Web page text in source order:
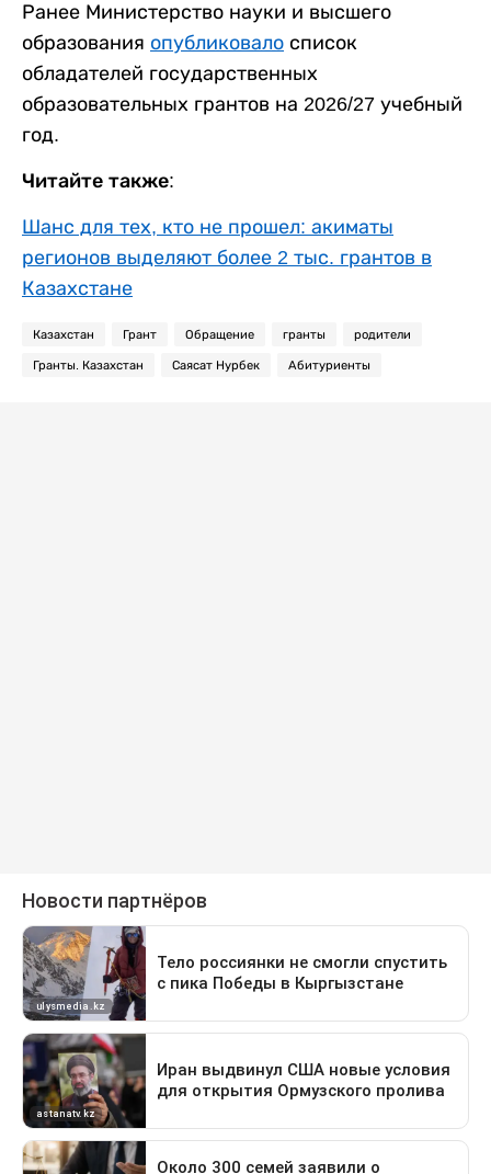
Ранее Министерство науки и высшего
образования опубликовало список
обладателей государственных
образовательных грантов на 2026/27 учебный
год.
Читайте также:
Шанс для тех, кто не прошел: акиматы
регионов выделяют более 2 тыс. грантов в
Казахстане
Казахстан Грант Обращение гранты родители
Гранты. Казахстан Саясат Нурбек Абитуриенты